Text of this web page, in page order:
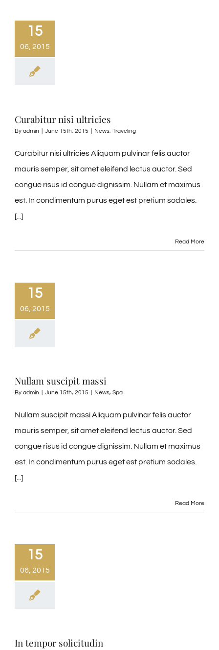
15
06, 2015
Curabitur nisi ultricies
By admin June 15th, 2015 News, Traveling
Curabitur nisi ultricies Aliquam pulvinar felis auctor
mauris semper, sit amet eleifend lectus auctor. Sed
congue risus id congue dignissim. Nullam et maximus
est. In condimentum purus eget est pretium sodales.
[...]
Read More
15
06, 2015
Nullam suscipit massi
By admin June 15th, 2015 News, Spa
Nullam suscipit massi Aliquam pulvinar felis auctor
mauris semper, sit amet eleifend lectus auctor. Sed
congue risus id congue dignissim. Nullam et maximus
est. In condimentum purus eget est pretium sodales.
[...]
Read More
15
06, 2015
In tempor solicitudin